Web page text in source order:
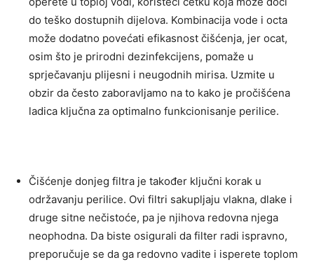
do teško dostupnih dijelova. Kombinacija vode i octa
može dodatno povećati efikasnost čišćenja, jer ocat,
osim što je prirodni dezinfekcijens, pomaže u
sprječavanju plijesni i neugodnih mirisa. Uzmite u
obzir da često zaboravljamo na to kako je pročišćena
ladica ključna za optimalno funkcionisanje perilice.
Čišćenje donjeg filtra je također ključni korak u
održavanju perilice. Ovi filtri sakupljaju vlakna, dlake i
druge sitne nečistoće, pa je njihova redovna njega
neophodna. Da biste osigurali da filter radi ispravno,
preporučuje se da ga redovno vadite i isperete toplom